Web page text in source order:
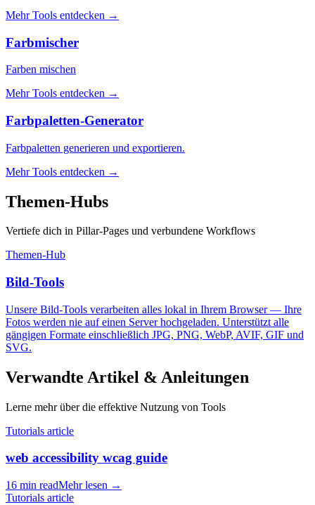
Mehr Tools entdecken →
Farbmischer
Farben mischen
Mehr Tools entdecken →
Farbpaletten-Generator
Farbpaletten generieren und exportieren.
Mehr Tools entdecken →
Themen-Hubs
Vertiefe dich in Pillar-Pages und verbundene Workflows
Themen-Hub
Bild-Tools
Unsere Bild-Tools verarbeiten alles lokal in Ihrem Browser — Ihre
Fotos werden nie auf einen Server hochgeladen. Unterstützt alle
gängigen Formate einschließlich JPG, PNG, WebP, AVIF, GIF und
SVG.
Verwandte Artikel & Anleitungen
Lerne mehr über die effektive Nutzung von Tools
Tutorials article
web accessibility wcag guide
16 min readMehr lesen →
Tutorials article